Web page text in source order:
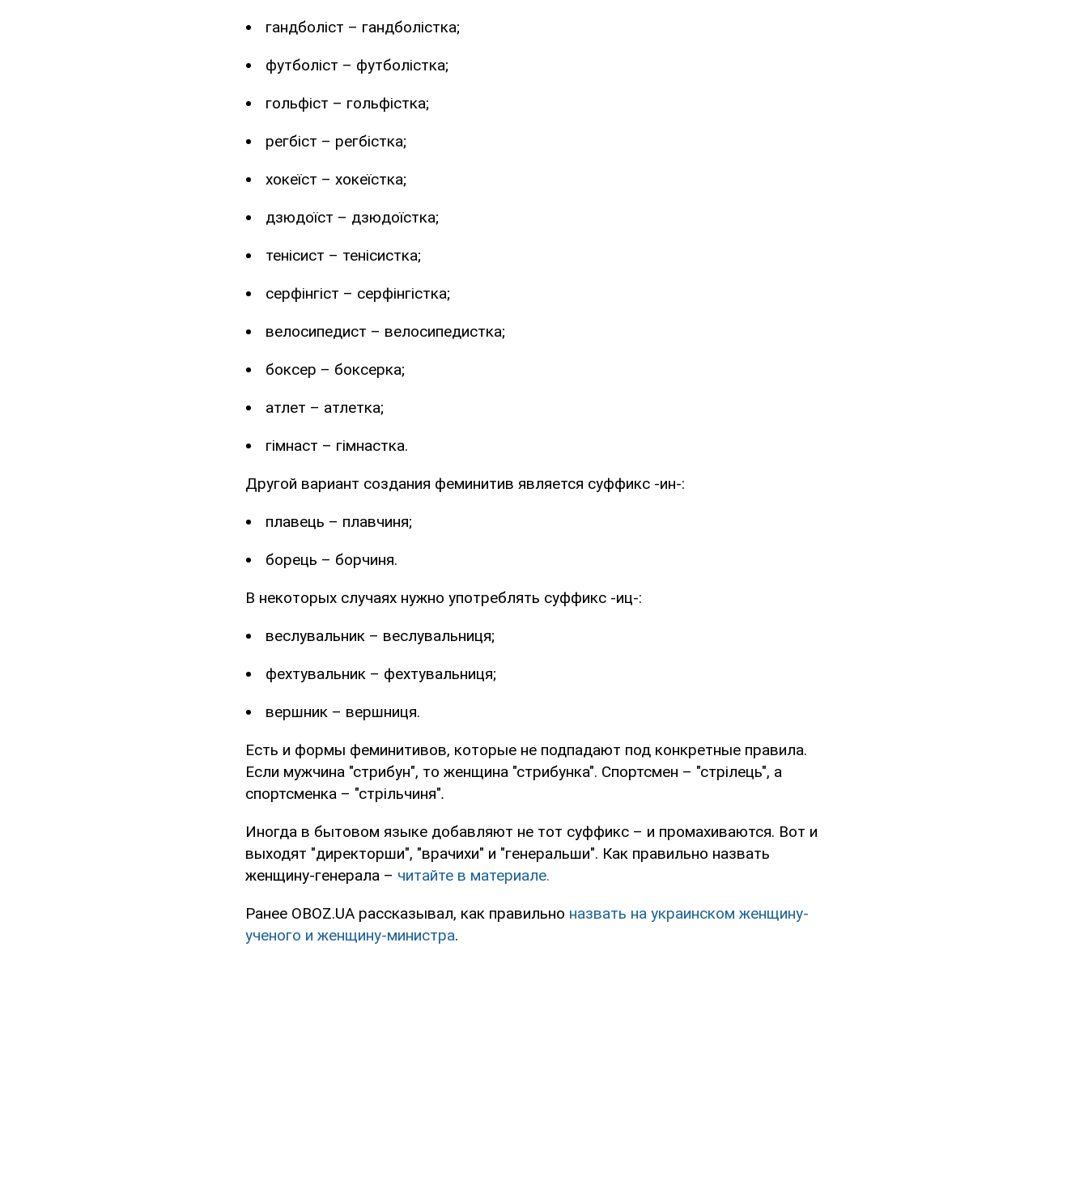
гандболіст – гандболістка;
футболіст – футболістка;
гольфіст – гольфістка;
регбіст – регбістка;
хокеїст – хокеїстка;
дзюдоїст – дзюдоїстка;
тенісист – тенісистка;
серфінгіст – серфінгістка;
велосипедист – велосипедистка;
боксер – боксерка;
атлет – атлетка;
гімнаст – гімнастка.
Другой вариант создания феминитив является суффикс -ин-:
плавець – плавчиня;
борець – борчиня.
В некоторых случаях нужно употреблять суффикс -иц-:
веслувальник – веслувальниця;
фехтувальник – фехтувальниця;
вершник – вершниця.
Есть и формы феминитивов, которые не подпадают под конкретные правила.
Если мужчина "стрибун", то женщина "стрибунка". Спортсмен – "стрілець", а
спортсменка – "стрільчиня".
Иногда в бытовом языке добавляют не тот суффикс – и промахиваются. Вот и
выходят "директорши", "врачихи" и "генеральши". Как правильно назвать
женщину-генерала – читайте в материале.
Ранее OBOZ.UA рассказывал, как правильно назвать на украинском женщину-
ученого и женщину-министра.